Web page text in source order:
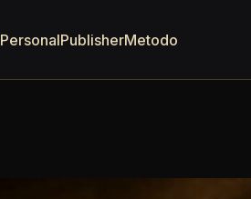
PersonalPublisherMetodo